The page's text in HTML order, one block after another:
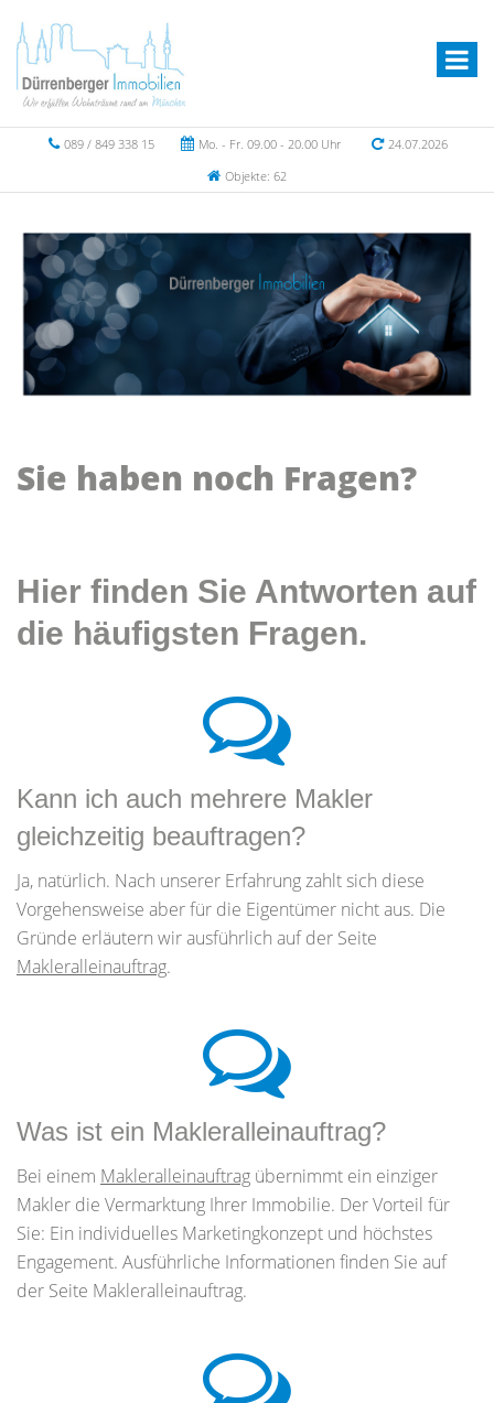
089 / 849 338 15 Mo. - Fr. 09.00 - 20.00 Uhr
24.07.2026
Objekte: 62
Sie haben noch Fragen?
Hier finden Sie Antworten auf
die häufigsten Fragen.
Kann ich auch mehrere Makler
gleichzeitig beauftragen?
Ja, natürlich. Nach unserer Erfahrung zahlt sich diese
Vorgehensweise aber für die Eigentümer nicht aus. Die
Gründe erläutern wir ausführlich auf der Seite
Makleralleinauftrag.
Was ist ein Makleralleinauftrag?
Bei einem Makleralleinauftrag übernimmt ein einziger
Makler die Vermarktung Ihrer Immobilie. Der Vorteil für
Sie: Ein individuelles Marketingkonzept und höchstes
Engagement. Ausführliche Informationen finden Sie auf
der Seite Makleralleinauftrag.